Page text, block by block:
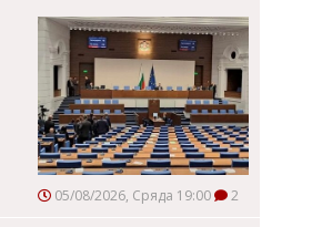
05/08/2026, Сряда 19:00 2